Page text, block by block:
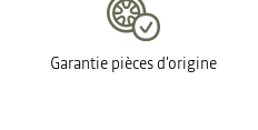
Garantie pièces d'origine